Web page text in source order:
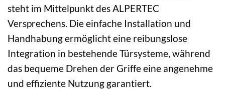
steht im Mittelpunkt des ALPERTEC
Versprechens. Die einfache Installation und
Handhabung ermöglicht eine reibungslose
Integration in bestehende Türsysteme, während
das bequeme Drehen der Griffe eine angenehme
und effiziente Nutzung garantiert.